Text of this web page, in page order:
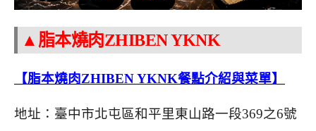
▲脂本燒肉ZHIBEN YKNK
【脂本燒肉ZHIBEN YKNK餐點介紹與菜單】
地址：臺中市北屯區和平里東山路一段369之6號